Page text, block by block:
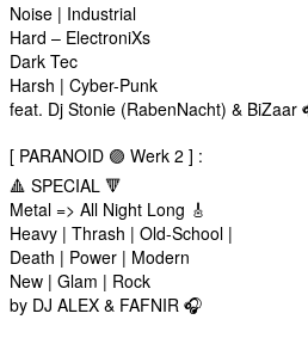
Noise | Industrial
Hard – ElectroniXs
Dark Tec
Harsh | Cyber-Punk
feat. Dj Stonie (RabenNacht) & BiZaar
[ PARANOID 🟣 Werk 2 ] :
🔺 SPECIAL 🔻
Metal => All Night Long 🎸
Heavy | Thrash | Old-School |
Death | Power | Modern
New | Glam | Rock
by DJ ALEX & FAFNIR 🎧